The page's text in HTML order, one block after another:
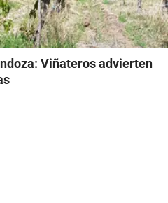
Viñateros advierten